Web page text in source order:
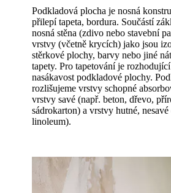
Podkladová plocha je nosná
přilepí tapeta, bordura. Součástí
nosná stěna (zdivo nebo stavební
vrstvy (včetně krycích) jako jsou
stěrkové plochy, barvy nebo jiné
tapety. Pro tapetování je
nasákavost podkladové plochy.
rozlišujeme vrstvy schopné
vrstvy savé (např. beton, dřevo,
sádrokarton) a vrstvy hutné,
linoleum).